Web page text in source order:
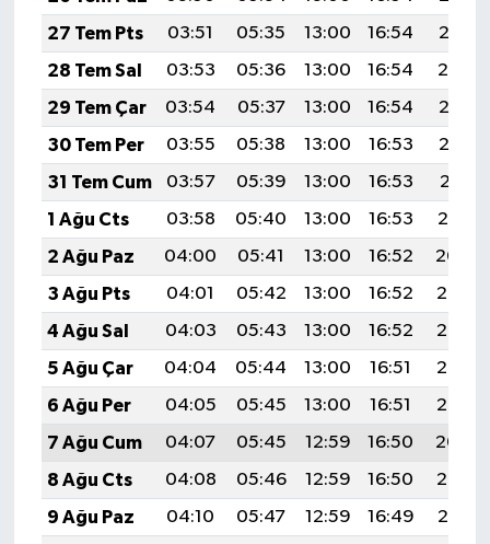
27 Tem Pts
03:51 05:35 13:00 16:54
20:15
28 Tem Sal
03:53 05:36 13:00 16:54
20:14
29 Tem Çar
03:54 05:37 13:00 16:54
20:13
30 Tem Per
03:55 05:38 13:00 16:53
20:12
31 Tem Cum
03:57 05:39 13:00 16:53
20:11
1 Ağu Cts
03:58 05:40 13:00 16:53
20:10
2 Ağu Paz
04:00 05:41 13:00 16:52
20:09
3 Ağu Pts
04:01 05:42 13:00 16:52
20:08
4 Ağu Sal
04:03 05:43 13:00 16:52
20:07
5 Ağu Çar
04:04 05:44 13:00 16:51
20:06
6 Ağu Per
04:05 05:45 13:00 16:51
20:05
7 Ağu Cum
04:07 05:45 12:59 16:50
20:04
8 Ağu Cts
04:08 05:46 12:59 16:50
20:02
9 Ağu Paz
04:10 05:47 12:59 16:49
20:01
Diyarbakır Müftülüğü
Düzce Müftülüğü
Edirne Müftülüğü
Elazığ Müftülüğü
Erzincan Müftülüğü
Erzurum Müftülüğü
Eskişehir Müftülüğü
Gaziantep Müftülüğü
Giresun Müftülüğü
Gümüşhane Müftülüğü
İhtida Haberleri
YAŞAM